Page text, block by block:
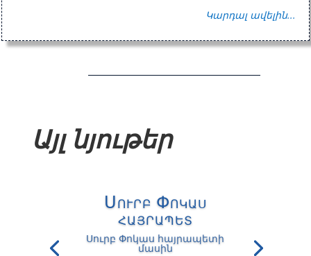
Կարդալ ավելին...
Այլ նյութեր
Սուրբ Փոկաս
հայրապետ
Սուրբ Փոկաս հայրապետի
մասին